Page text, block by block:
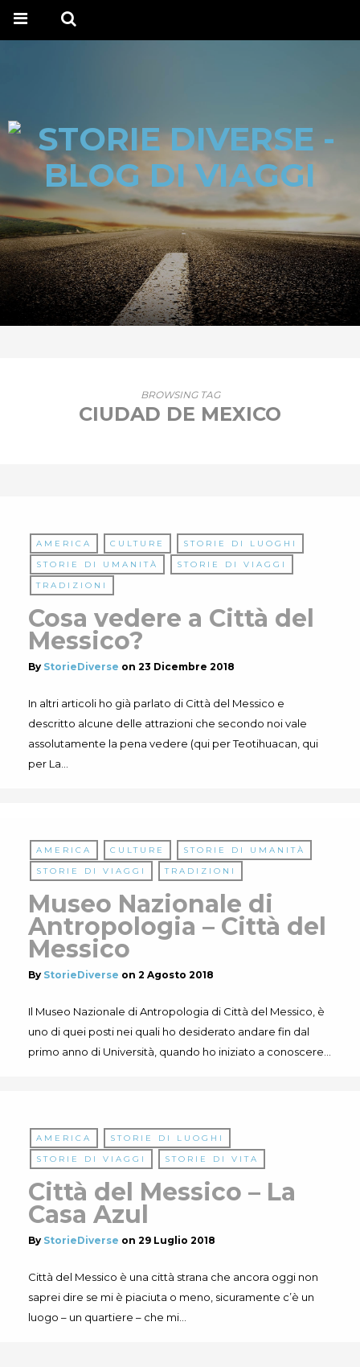
BROWSING TAG
CIUDAD DE MEXICO
AMERICA CULTURE
STORIE DI LUOGHI
STORIE DI UMANITÀ
STORIE DI VIAGGI
TRADIZIONI
Cosa vedere a Città del
Messico?
By StorieDiverse on 23 Dicembre 2018
In altri articoli ho già parlato di Città del Messico e
descritto alcune delle attrazioni che secondo noi vale
assolutamente la pena vedere (qui per Teotihuacan, qui
per La…
AMERICA CULTURE
STORIE DI UMANITÀ
STORIE DI VIAGGI
TRADIZIONI
Museo Nazionale di
Antropologia – Città del
Messico
By StorieDiverse on 2 Agosto 2018
Il Museo Nazionale di Antropologia di Città del Messico, è
uno di quei posti nei quali ho desiderato andare fin dal
primo anno di Università, quando ho iniziato a conoscere…
AMERICA
STORIE DI LUOGHI
STORIE DI VIAGGI
STORIE DI VITA
Città del Messico – La
Casa Azul
By StorieDiverse on 29 Luglio 2018
Città del Messico è una città strana che ancora oggi non
saprei dire se mi è piaciuta o meno, sicuramente c’è un
luogo – un quartiere – che mi…